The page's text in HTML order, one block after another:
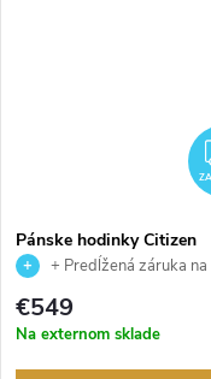
Pánske hodinky Citizen
AT8300-58L
+ Predĺžená záruka na
tovaru. Autorizovaný
€549
Na externom sklade